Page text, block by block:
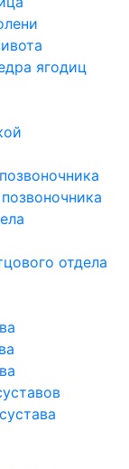
ягодиц
отдела